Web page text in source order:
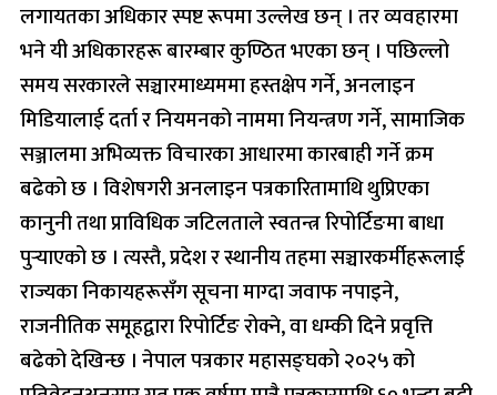
लगायतका अधिकार स्पष्ट रूपमा उल्लेख छन् । तर व्यवहारमा
भने यी अधिकारहरू बारम्बार कुण्ठित भएका छन् । पछिल्लो
समय सरकारले सञ्चारमाध्यममा हस्तक्षेप गर्ने, अनलाइन
मिडियालाई दर्ता र नियमनको नाममा नियन्त्रण गर्ने, सामाजिक
सञ्जालमा अभिव्यक्त विचारका आधारमा कारबाही गर्ने क्रम
बढेको छ । विशेषगरी अनलाइन पत्रकारितामाथि थुप्रिएका
कानुनी तथा प्राविधिक जटिलताले स्वतन्त्र रिपोर्टिङमा बाधा
पुर्‍याएको छ । त्यस्तै, प्रदेश र स्थानीय तहमा सञ्चारकर्मीहरूलाई
राज्यका निकायहरूसँग सूचना माग्दा जवाफ नपाइने,
राजनीतिक समूहद्वारा रिपोर्टिङ रोक्ने, वा धम्की दिने प्रवृत्ति
बढेको देखिन्छ । नेपाल पत्रकार महासङ्घको २०२५ को